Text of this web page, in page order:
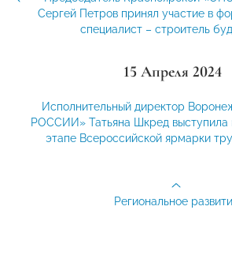
Сергей Петров принял участие в
специалист – строитель
15 Апреля 2024
Исполнительный директор
РОССИИ» Татьяна Шкред выступила
этапе Всероссийской ярмарки
Региональное